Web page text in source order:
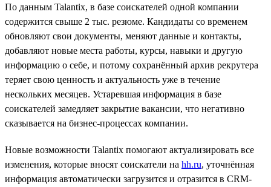
По данным Talantix, в базе соискателей одной компании
содержится свыше 2 тыс. резюме. Кандидаты со временем
обновляют свои документы, меняют данные и контакты,
добавляют новые места работы, курсы, навыки и другую
информацию о себе, и потому сохранённый архив рекрутера
теряет свою ценность и актуальность уже в течение
нескольких месяцев. Устаревшая информация в базе
соискателей замедляет закрытие вакансии, что негативно
сказывается на бизнес-процессах компании.
Новые возможности Talantix помогают актуализировать все
изменения, которые вносят соискатели на hh.ru, уточнённая
информация автоматически загрузится и отразится в CRM-